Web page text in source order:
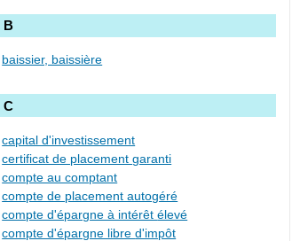
B
baissier, baissière
C
capital d'investissement
certificat de placement garanti
compte au comptant
compte de placement autogéré
compte d'épargne à intérêt élevé
compte d'épargne libre d'impôt